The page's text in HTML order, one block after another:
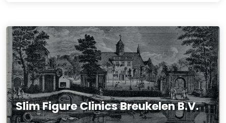
Slim Figure Clinics Breukelen B.V.